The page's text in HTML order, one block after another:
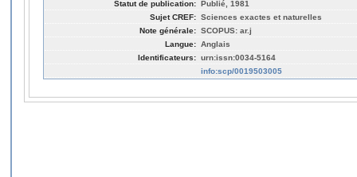
Statut de publication: Publié, 1981
Sujet CREF: Sciences exactes et naturelles
Note générale: SCOPUS: ar.j
Langue: Anglais
Identificateurs: urn:issn:0034-5164
info:scp/0019503005